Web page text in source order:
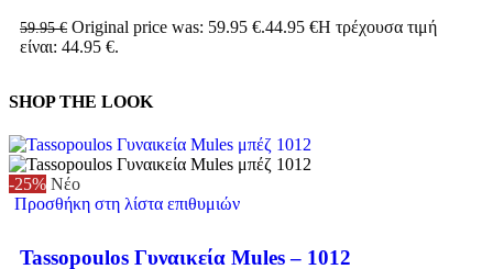
59.95€ Original price was: 59.95 €.44.95 €Η τρέχουσα τιμή
είναι: 44.95 €.
SHOP THE LOOK
-25% Νέο
Προσθήκη στη λίστα επιθυμιών
Tassopoulos Γυναικεία Mules – 1012